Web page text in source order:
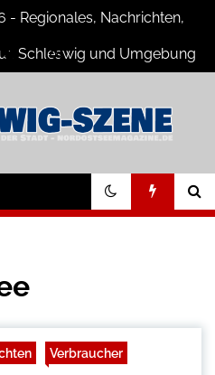
- Regionales, Nachrichten,
Schleswig und Umgebung
Szene
aus
Verbraucher